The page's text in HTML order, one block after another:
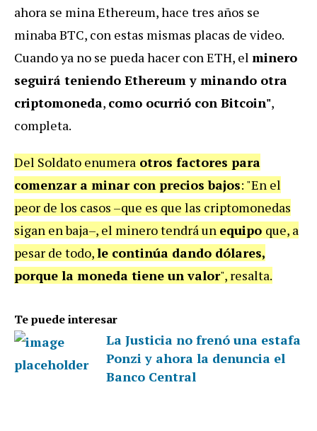
ahora se mina Ethereum, hace tres años se
minaba BTC, con estas mismas placas de video.
Cuando ya no se pueda hacer con ETH, el minero
seguirá teniendo Ethereum y minando otra
criptomoneda, como ocurrió con Bitcoin",
completa.
Del Soldato enumera otros factores para
comenzar a minar con precios bajos: "En el
peor de los casos –que es que las criptomonedas
sigan en baja–, el minero tendrá un equipo que, a
pesar de todo,le continúa dando dólares,
porque la moneda tiene un valor", resalta.
Te puede interesar
La Justicia no frenó una estafa
Ponzi y ahora la denuncia el
Banco Central